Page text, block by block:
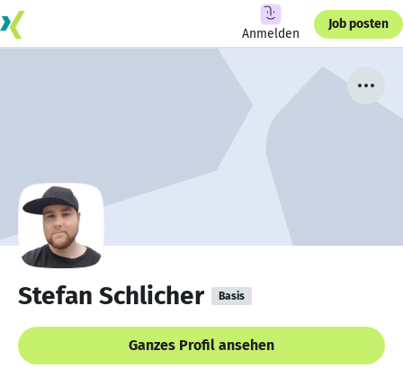
Anmelden
Job posten
Stefan Schlicher Basis
Ganzes Profil ansehen